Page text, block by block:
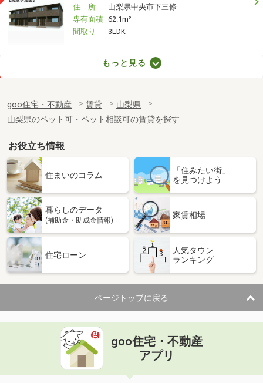
住 所
山梨県中央市下三條
専有面積 62.1m²
間取り
3LDK
専有面積
55.42m²
間取り
2LDK
山梨県南アルプス市小笠原
価 格
7.25万円
山梨県南アルプス市小笠原
専有面積 58.6m²
間取り
山梨県甲府市向町
住 所
山梨県甲府市向町
専有面積 22.35m²
間取り
1K
山梨県甲府市堀之内町
価 格
住 所
山梨県甲府市堀之内町
専有面積 65.98m²
もっと見る
goo住宅・不動産 賃貸
山梨県
山梨県のペット可・ペット相談可の賃貸を探す
お役立ち情報
住まいのコラム
「住みたい街」
を見つけよう
暮らしのデータ
(補助金・助成金情報)
家賃相場
住宅ローン
人気タウン
ランキング
ページトップに戻る
goo住宅・不動産
アプリ